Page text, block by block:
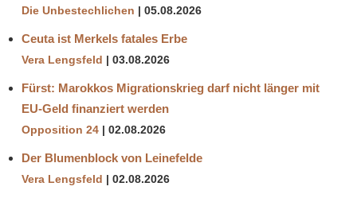
Die Unbestechlichen 05.08.2026
Ceuta ist Merkels fatales Erbe
Vera Lengsfeld 03.08.2026
Fürst: Marokkos Migrationskrieg darf nicht länger mit
EU-Geld finanziert werden
Opposition 24 02.08.2026
Der Blumenblock von Leinefelde
Vera Lengsfeld 02.08.2026